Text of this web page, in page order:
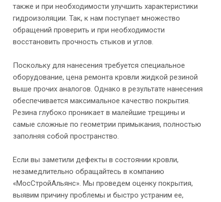
также и при необходимости улучшить характеристики
гидроизоляции. Так, к нам поступает множество
обращений проверить и при необходимости
восстановить прочность стыков и углов.
Поскольку для нанесения требуется специальное
оборудование, цена ремонта кровли жидкой резиной
выше прочих аналогов. Однако в результате нанесения
обеспечивается максимальное качество покрытия.
Резина глубоко проникает в малейшие трещины и
самые сложные по геометрии примыкания, полностью
заполняя собой пространство.
Если вы заметили дефекты в состоянии кровли,
незамедлительно обращайтесь в компанию
«МосСтройАльянс». Мы проведем оценку покрытия,
выявим причину проблемы и быстро устраним ее,